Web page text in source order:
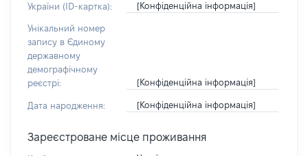
України (ID-картка):
[Конфіденційна інформація]
Унікальний номер
запису в Єдиному
державному
демографічному
реєстрі:
[Конфіденційна інформація]
Дата народження: [Конфіденційна інформація]
Зареєстроване місце проживання